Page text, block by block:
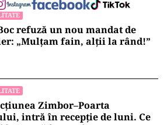
refuză un nou mandat de
„Mulțam fain, alții la rând!”
Zimbor–Poarta
intră în recepție de luni. Ce